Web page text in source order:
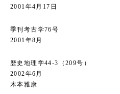
2001年4月17日
季刊考古学76号
2001年8月
歴史地理学44-3（209号）
2002年6月
木本雅康